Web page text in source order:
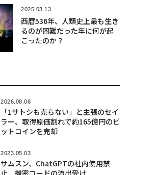
2025.03.13
西暦536年、人類史上最も生き
るのが困難だった年に何が起
こったのか？
2026.08.06
「1サトシも売らない」と主張のセイ
ラー、取得原価割れで約165億円のビ
ットコインを売却
2023.05.03
サムスン、ChatGPTの社内使用禁
止 機密コードの流出受け